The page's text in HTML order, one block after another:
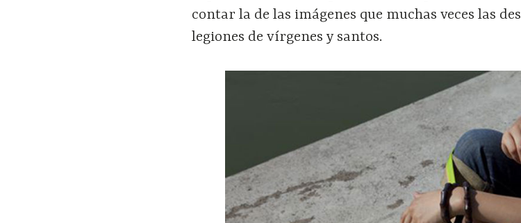
contar la de las imágenes que muchas veces las
legiones de vírgenes y santos.